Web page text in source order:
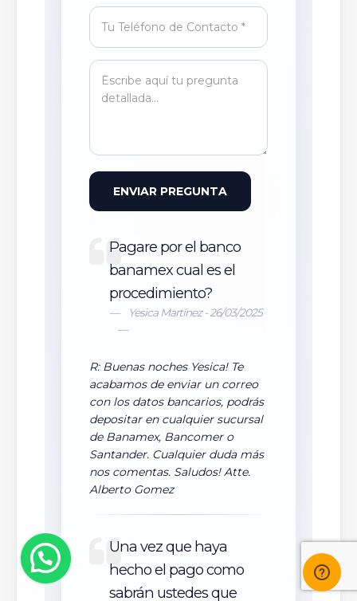
ENVIAR PREGUNTA
Pagare por el banco
banamex cual es el
procedimiento?
Yesica Martínez - 26/03/2025
R: Buenas noches Yesica! Te
acabamos de enviar un correo
con los datos bancarios, podrás
depositar en cualquier sucursal
de Banamex, Bancomer o
Santander. Cualquier duda más
nos comentas. Saludos! Atte.
Alberto Gomez
Una vez que haya
hecho el pago como
sabrán ustedes que